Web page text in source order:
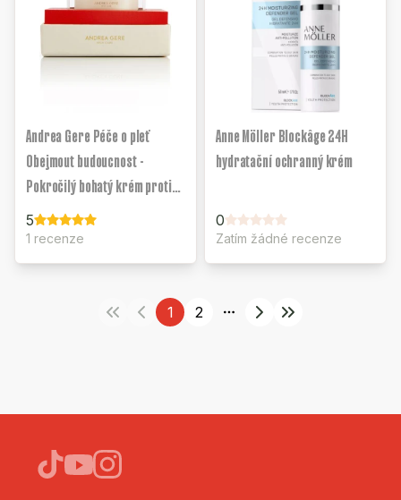
Andrea Gere Péče o pleť
Obejmout budoucnost -
Pokročilý bohatý krém proti
stárnutí pleti
5
1 recenze
Anne Möller Blockâge 24H
hydratační ochranný krém
0
Zatím žádné recenze
1 2
More pages